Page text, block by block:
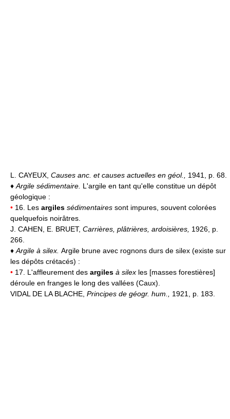
L. CAYEUX, Causes anc. et causes actuelles en géol., 1941, p. 68.
♦ Argile sédimentaire. L'argile en tant qu'elle constitue un dépôt
géologique :
• 16. Les argiles sédimentaires sont impures, souvent colorées
quelquefois noirâtres.
J. CAHEN, E. BRUET, Carrières, plâtrières, ardoisières, 1926, p.
266.
♦ Argile à silex. Argile brune avec rognons durs de silex (existe sur
les dépôts crétacés) :
• 17. L'affleurement des argiles à silex les [masses forestières]
déroule en franges le long des vallées (Caux).
VIDAL DE LA BLACHE, Principes de géogr. hum., 1921, p. 183.